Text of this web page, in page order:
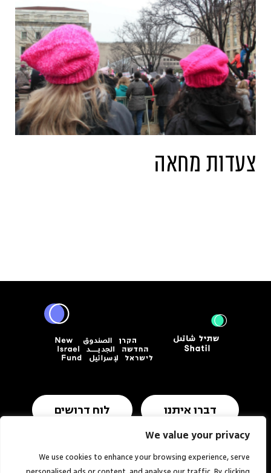
We value your privacy
We use cookies to enhance your browsing experience, serve
צעדות מחאה
דברו איתנו לוח דרושים
תנאי שימוש ומדיניות פרטיות הצהרת נגישות